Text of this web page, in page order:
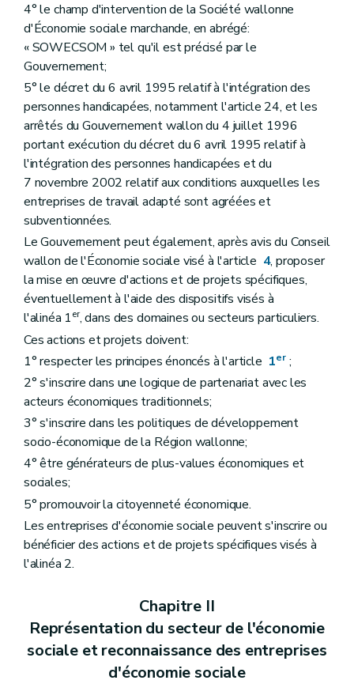
4° le champ d'intervention de la Société wallonne
d'Économie sociale marchande, en abrégé:
« SOWECSOM » tel qu'il est précisé par le
Gouvernement;
5° le décret du 6 avril 1995 relatif à l'intégration des
personnes handicapées, notamment l'article 24, et les
arrêtés du Gouvernement wallon du 4 juillet 1996
portant exécution du décret du 6 avril 1995 relatif à
l'intégration des personnes handicapées et du
7 novembre 2002 relatif aux conditions auxquelles les
entreprises de travail adapté sont agréées et
subventionnées.
Le Gouvernement peut également, après avis du Conseil
wallon de l'Économie sociale visé à l'article 4, proposer
la mise en œuvre d'actions et de projets spécifiques,
éventuellement à l'aide des dispositifs visés à
l'alinéa 1er, dans des domaines ou secteurs particuliers.
Ces actions et projets doivent:
1° respecter les principes énoncés à l'article 1er;
2° s'inscrire dans une logique de partenariat avec les
acteurs économiques traditionnels;
3° s'inscrire dans les politiques de développement
socio-économique de la Région wallonne;
4° être générateurs de plus-values économiques et
sociales;
5° promouvoir la citoyenneté économique.
Les entreprises d'économie sociale peuvent s'inscrire ou
bénéficier des actions et de projets spécifiques visés à
l'alinéa 2.
Chapitre II
Représentation du secteur de l'économie
sociale et reconnaissance des entreprises
d'économie sociale